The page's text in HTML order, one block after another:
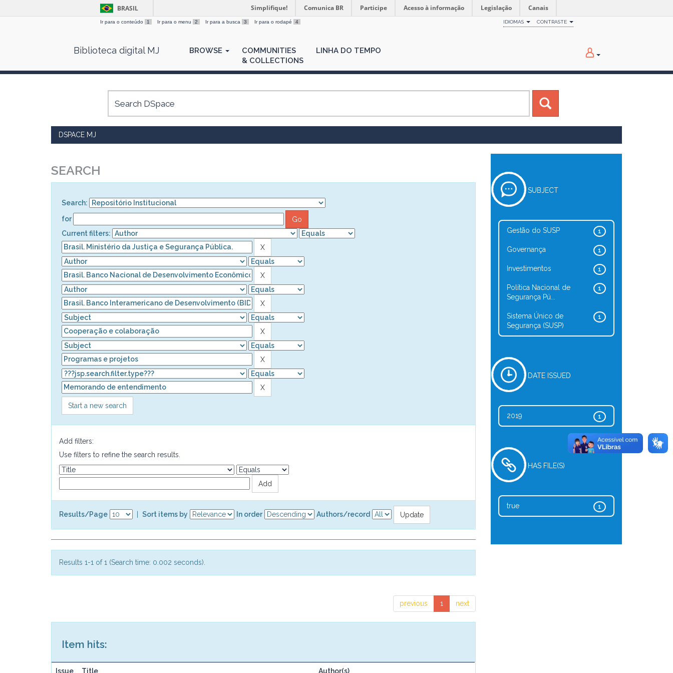
BRASIL Simplifique! Comunica BR Participe Acesso à informação Legislação Canais
Ir para o conteúdo 1 Ir para o menu 2 Ir para a busca 3 Ir para o rodapé 4 IDIOMAS CONTRASTE
Biblioteca digital MJ BROWSE
COMMUNITIES
& COLLECTIONS
LINHA DO TEMPO
DSPACE MJ
SEARCH
Search:
for
Current filters:
Start a new search
Add filters:
Use filters to refine the search results.
Results/Page Sort items by In order Authors/record
Results 1-1 of 1 (Search time: 0.002 seconds).
previous 1 next
Item hits:
Issue Title Author(s)
SUBJECT
1
Gestão do SUSP
1
Governança
1
Investimentos
1
Política Nacional de
Segurança Pú...
1
Sistema Único de
Segurança (SUSP)
DATE ISSUED
1
2019
HAS FILE(S)
1
true